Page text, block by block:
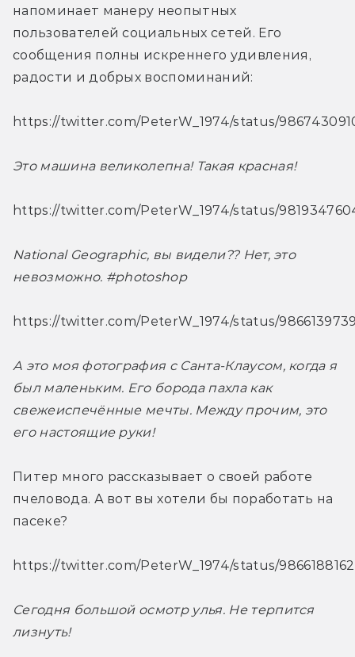
напоминает манеру неопытных
пользователей социальных сетей. Его
сообщения полны искреннего удивления,
радости и добрых воспоминаний:
https://twitter.com/PeterW_1974/status/
Это машина великолепна! Такая красная!
https://twitter.com/PeterW_1974/status/
National Geographic, вы видели?? Нет, это
невозможно. #photoshop
https://twitter.com/PeterW_1974/status/
А это моя фотография с Санта-Клаусом, когда я
был маленьким. Его борода пахла как
свежеиспечённые мечты. Между прочим, это
его настоящие руки!
Питер много рассказывает о своей работе
пчеловода. А вот вы хотели бы поработать на
пасеке?
https://twitter.com/PeterW_1974/status/
Сегодня большой осмотр улья. Не терпится
лизнуть!